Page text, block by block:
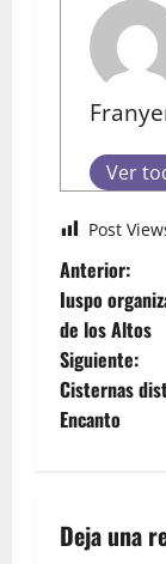
Ver
Post
Anterior:
Iuspo
de los Altos
Siguiente:
Cisternas
Encanto
Deja una